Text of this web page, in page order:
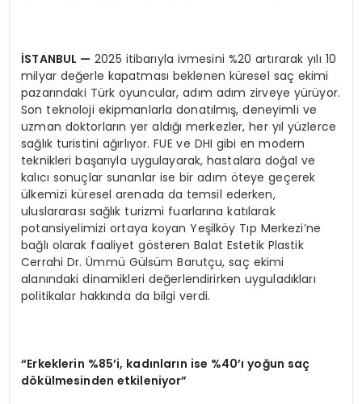
İSTANBUL — 2025 itibarıyla ivmesini %20 artırarak yılı 10
milyar değerle kapatması beklenen küresel saç ekimi
pazarındaki Türk oyuncular, adım adım zirveye yürüyor.
Son teknoloji ekipmanlarla donatılmış, deneyimli ve
uzman doktorların yer aldığı merkezler, her yıl yüzlerce
sağlık turistini ağırlıyor. FUE ve DHI gibi en modern
teknikleri başarıyla uygulayarak, hastalara doğal ve
kalıcı sonuçlar sunanlar ise bir adım öteye geçerek
ülkemizi küresel arenada da temsil ederken,
uluslararası sağlık turizmi fuarlarına katılarak
potansiyelimizi ortaya koyan Yeşilköy Tıp Merkezi’ne
bağlı olarak faaliyet gösteren Balat Estetik Plastik
Cerrahi Dr. Ümmü Gülsüm Barutçu, saç ekimi
alanındaki dinamikleri değerlendirirken uyguladıkları
politikalar hakkında da bilgi verdi.
“Erkeklerin %85’i, kadınların ise %40’ı yoğun saç
dökülmesinden etkileniyor”